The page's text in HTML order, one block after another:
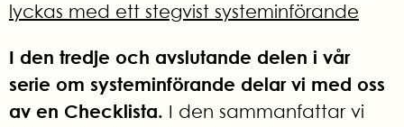
lyckas med ett stegvist systeminförande
I den tredje och avslutande delen i vår
serie om systeminförande delar vi med oss
av en Checklista. I den sammanfattar vi